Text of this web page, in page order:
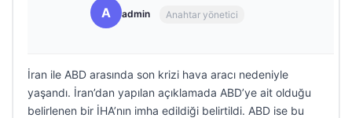
A admin Anahtar yönetici
İran ile ABD arasında son krizi hava aracı nedeniyle
yaşandı. İran’dan yapılan açıklamada ABD’ye ait olduğu
belirlenen bir İHA’nın imha edildiği belirtildi. ABD ise bu